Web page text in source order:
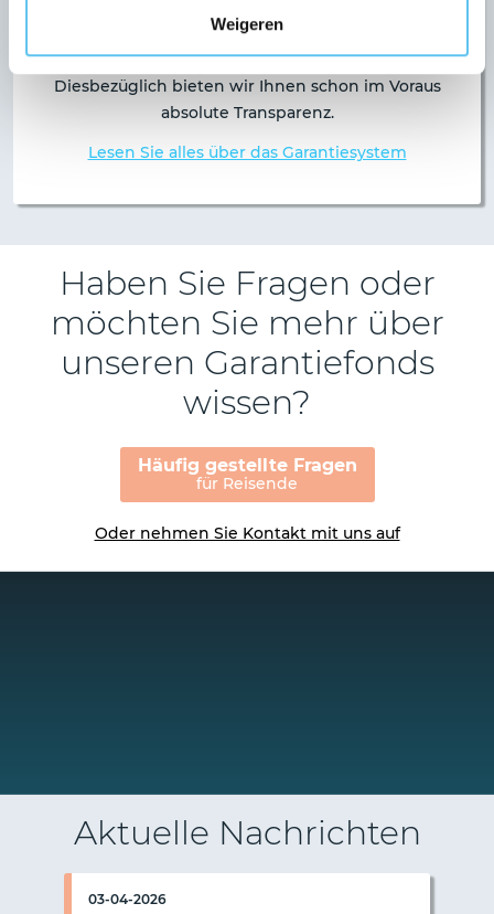
Weigeren
Bedingungen. Z.B. unser Garantiesystem
beinhaltet Bedingungen für Anzahlungen.
Diesbezüglich bieten wir Ihnen schon im Voraus
absolute Transparenz.
Lesen Sie alles über das Garantiesystem
Haben Sie Fragen oder
möchten Sie mehr über
unseren Garantiefonds
wissen?
Häufig gestellte Fragen
für Reisende
Oder nehmen Sie Kontakt mit uns auf
Aktuelle Nachrichten
03-04-2026